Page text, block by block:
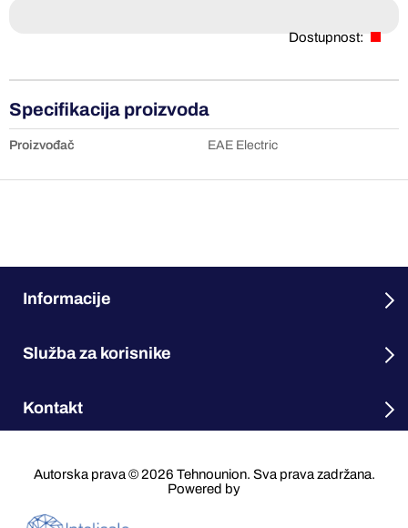
Dostupnost:
Specifikacija proizvoda
Proizvođač EAE Electric
Informacije
Služba za korisnike
Kontakt
Autorska prava © 2026 Tehnounion. Sva prava zadržana.
Powered by